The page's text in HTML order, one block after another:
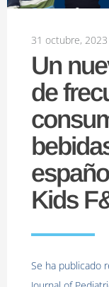
31 octubre, 2023
Un
de
Kids
Se ha publicado